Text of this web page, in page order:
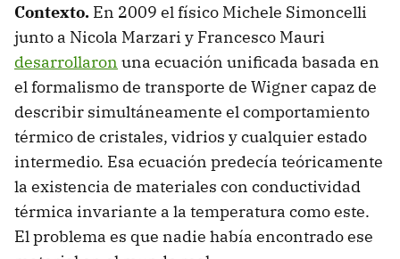
Contexto. En 2009 el físico Michele Simoncelli
junto a Nicola Marzari y Francesco Mauri
desarrollaron una ecuación unificada basada en
el formalismo de transporte de Wigner capaz de
describir simultáneamente el comportamiento
térmico de cristales, vidrios y cualquier estado
intermedio. Esa ecuación predecía teóricamente
la existencia de materiales con conductividad
térmica invariante a la temperatura como este.
El problema es que nadie había encontrado ese